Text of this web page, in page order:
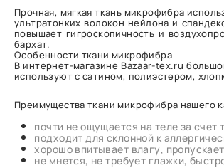
Прочная, мягкая ткань микрофибра
ультратонких волокон нейлона и
повышает гигроскопичность и
бархат.
Особенности ткани микрофибра
В интернет-магазине Bazaar-tex.ru
используют с сатином, полиэстером,
Преимущества ткани микрофибра нашего
почти не ощущается на теле за счет
подходит для склонной к
хорошо впитывает влагу,
не мнется, не требует глажки,